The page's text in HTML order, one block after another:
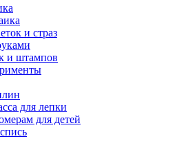
и страз
и штампов
для лепки
для детей